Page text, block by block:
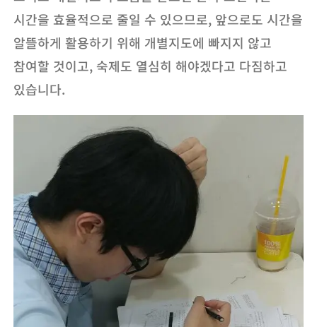
시간을 효율적으로 줄일 수 있으므로, 앞으로도 시간을
알뜰하게 활용하기 위해 개별지도에 빠지지 않고
참여할 것이고, 숙제도 열심히 해야겠다고 다짐하고
있습니다.